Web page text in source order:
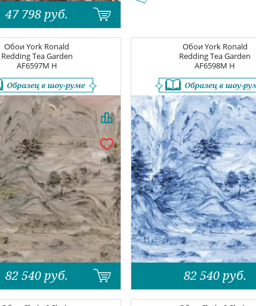
47 798 руб.
ОбоиYork Ronald
Redding Tea Garden
AF6597M H
82 540 руб.
ОбоиYork Ronald
Redding Tea Garden
AF6598M H
82 540 руб.